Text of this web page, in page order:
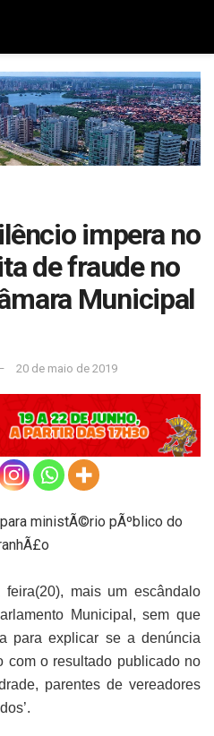
impera no
de fraude no
Municipal
20 de maio de 2019
mais um escândalo
Municipal, sem que
para explicar se a denúncia
com o resultado publicado no
parentes de vereadores